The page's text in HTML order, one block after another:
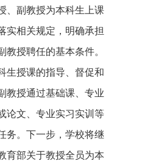
、副教授为本科生上课
实相关规定，明确承担
教授聘任的基本条件。
生授课的指导、督促和
教授通过基础课、专业
论文、专业实习实训等
务。下一步，学校将继
育部关于教授全员为本